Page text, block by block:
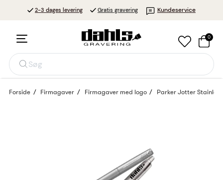
2-3 dages levering Gratis gravering Kundeservice
Søg
0
Forside Firmagaver Firmagaver med logo Parker Jotter